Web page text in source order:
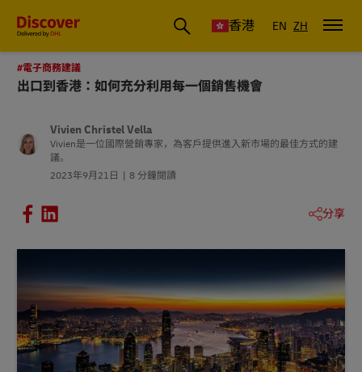
香港 EN ZH
#電子商務建議
出口到香港：如何充分利用每一個銷售機會
Vivien Christel Vella
Vivien是一位國際營銷專家，為客戶提供進入新市場的最佳方式的建
議。
2023年9月21日
8 分鐘閱讀
分享